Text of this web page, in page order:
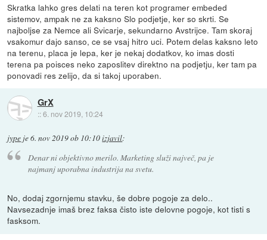
Skratka lahko gres delati na teren kot programer embeded
sistemov, ampak ne za kaksno Slo podjetje, ker so skrti. Se
najboljse za Nemce ali Svicarje, sekundarno Avstrijce. Tam skoraj
vsakomur dajo sanso, ce se vsaj hitro uci. Potem delas kaksno leto
na terenu, placa je lepa, ker je nekaj dodatkov, ko imas dosti
terena pa poisces neko zaposlitev direktno na podjetju, ker tam pa
ponovadi res zelijo, da si takoj uporaben.
GrX
::6. nov 2019, 10:24
jype je6. nov 2019 ob 10:10izjavil:
Denar ni objektivno merilo. Marketing služi največ, pa je
najmanj uporabna industrija na svetu.
No, dodaj zgornjemu stavku, še dobre pogoje za delo..
Navsezadnje imaš brez faksa čisto iste delovne pogoje, kot tisti s
fasksom.